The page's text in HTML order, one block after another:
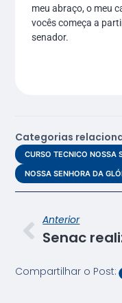
meu abraço, o meu
vocês começa a
senador.
Categorias
CURSO TECNICO NOSSA
NOSSA SENHORA DA
Anterior
Compartilhar o Post: